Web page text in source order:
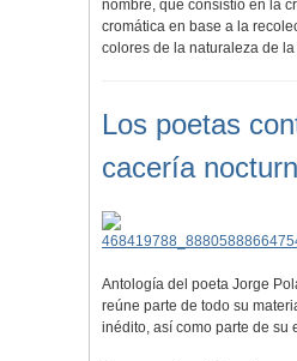
nombre, que consistió en la
cromática en base a la
colores de la naturaleza de
Los poetas
cacería
Antología del poeta Jorge
reúne parte de todo su
inédito, así como parte de su